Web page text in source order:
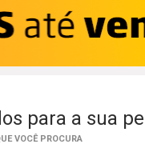
para a sua
VOCÊ PROCURA